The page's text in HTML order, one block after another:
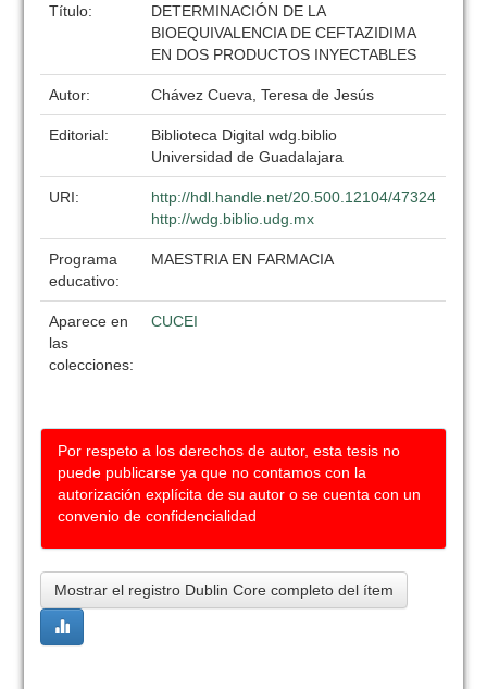
Título:
DETERMINACIÓN DE LA
BIOEQUIVALENCIA DE CEFTAZIDIMA
EN DOS PRODUCTOS INYECTABLES
Autor: Chávez Cueva, Teresa de Jesús
Editorial:
Biblioteca Digital wdg.biblio
Universidad de Guadalajara
URI:
http://hdl.handle.net/20.500.12104/47324
http://wdg.biblio.udg.mx
Programa
educativo:
MAESTRIA EN FARMACIA
Aparece en
las
colecciones:
CUCEI
Por respeto a los derechos de autor, esta tesis no
puede publicarse ya que no contamos con la
autorización explícita de su autor o se cuenta con un
convenio de confidencialidad
Mostrar el registro Dublin Core completo del ítem